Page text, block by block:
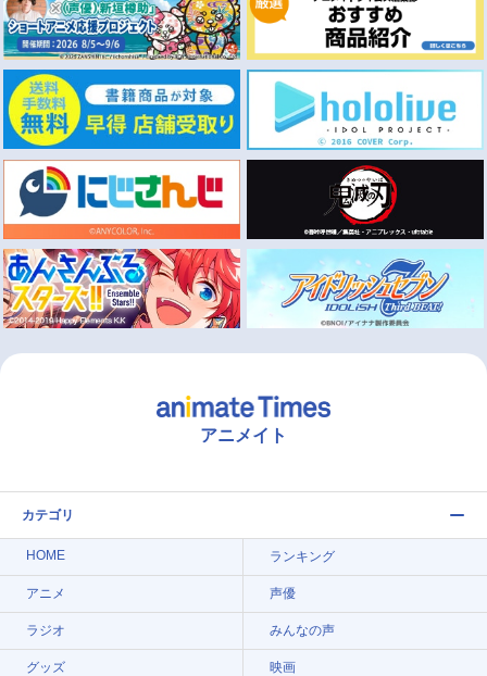
アニメイト
カテゴリ
HOME ランキング
アニメ 声優
ラジオ みんなの声
グッズ 映画